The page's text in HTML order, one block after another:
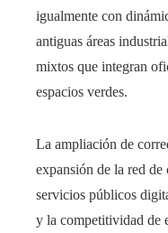
igualmente con
antiguas áreas
mixtos que integran
espacios verdes.
La ampliación de
expansión de la red
servicios públicos
y la competitividad de